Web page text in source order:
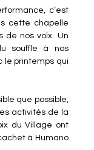
c’est
cette chapelle
de nos voix. Un
souffle à nos
le printemps qui
que possible,
activités de la
du Village ont
à Humano